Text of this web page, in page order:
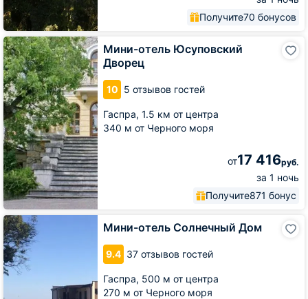
Получите70 бонусов
Мини-отель Юсуповский
Дворец
10 5 отзывов гостей
Гаспра, 1.5 км от центра
340 м от Черного моря
от17 416руб.
за 1 ночь
Получите871 бонус
Мини-
отель
Юсуповский
Дворец
Мини-отель Солнечный Дом
9.4 37 отзывов гостей
Гаспра, 500 м от центра
270 м от Черного моря
Мини-
отель
Солнечный
Дом